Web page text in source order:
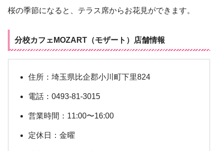
桜の季節になると、テラス席からお花見ができます。
分校カフェMOZART（モザート）店舗情報
住所：埼玉県比企郡小川町下里824
電話：0493-81-3015
営業時間：11:00〜16:00
定休日：金曜